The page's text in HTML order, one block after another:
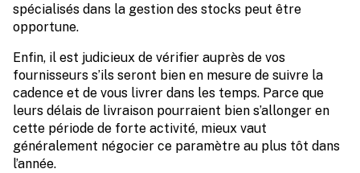
spécialisés dans la gestion des stocks peut être
opportune.
Enfin, il est judicieux de vérifier auprès de vos
fournisseurs s’ils seront bien en mesure de suivre la
cadence et de vous livrer dans les temps. Parce que
leurs délais de livraison pourraient bien s’allonger en
cette période de forte activité, mieux vaut
généralement négocier ce paramètre au plus tôt dans
l’année.